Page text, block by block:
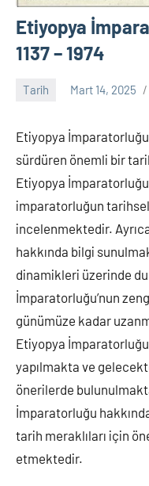
Etiyopya
1137 – 1974
Tarih Mart 14, 2025
Etiyopya İmparatorluğu,
sürdüren önemli bir
Etiyopya
imparatorluğun
incelenmektedir.
hakkında bilgi
dinamikleri üzerinde
İmparatorluğu’nun
günümüze kadar
Etiyopya
yapılmakta ve
önerilerde
İmparatorluğu
tarih meraklıları için
etmektedir.